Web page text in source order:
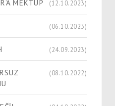
MEKTUP (12.10.2023)
(06.10.2023)
(24.09.2023)
(08.10.2022)